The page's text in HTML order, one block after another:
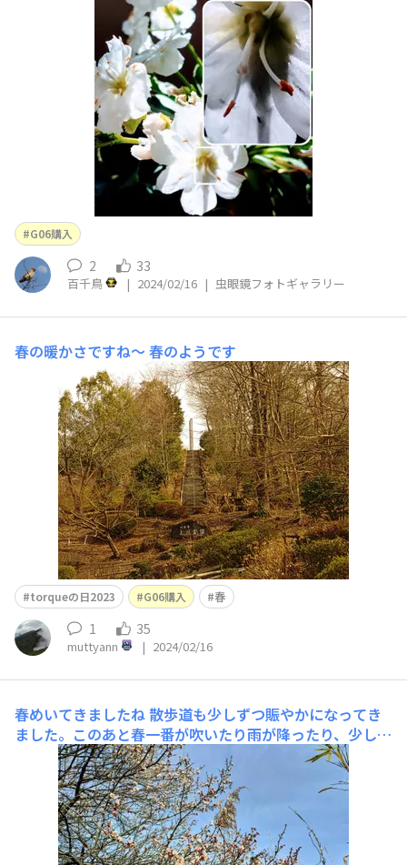
G06購入
2 33
百千鳥 | 2024/02/16 | 虫眼鏡フォトギャラリー
春の暖かさですね～ 春のようです
torqueの日2023 G06購入 春
1 35
muttyann | 2024/02/16
春めいてきましたね散歩道も少しずつ賑やかになってき
ました。このあと春一番が吹いたり雨が降ったり、少し荒
れ模様です。